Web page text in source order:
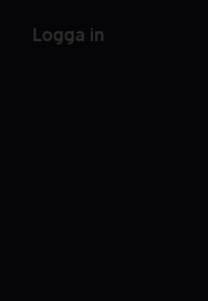
Logga in